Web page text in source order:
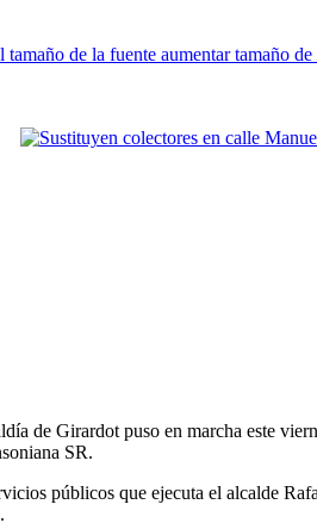
aumentar tamaño
de Girardot puso en marcha este
SR.
públicos que ejecuta el alcalde